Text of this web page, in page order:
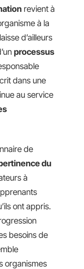
revient à
à la
d’ailleurs
processus
dans une
au service
de
du
à
ont appris.
besoins de
organismes